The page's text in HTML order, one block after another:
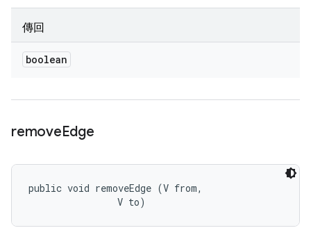
傳回
boolean
removeEdge
public void removeEdge (V from,
                V to)